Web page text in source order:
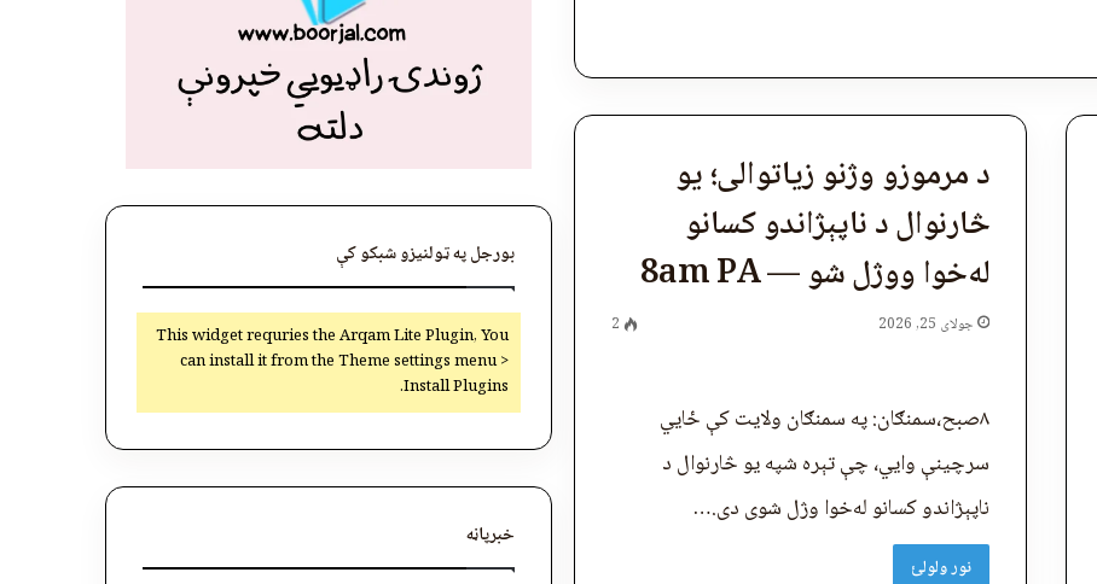
د مرموزو وژنو زیاتوالی؛ یو
څارنوال د ناپېژاندو کسانو
له‌خوا ووژل شو — 8am PA
جولای 25, 2026 2
۸صبح،سمنګان: په سمنګان ولایت کې ځايي
سرچینې وایي، چې تېره شپه یو څارنوال د
ناپېژاندو کسانو له‌خوا وژل شوی دی.…
نور ولولئ
بورجل په ټولنیزو شبکو کې
This widget requries the Arqam Lite Plugin, You
can install it from the Theme settings menu >
Install Plugins.
خبرپاڼه